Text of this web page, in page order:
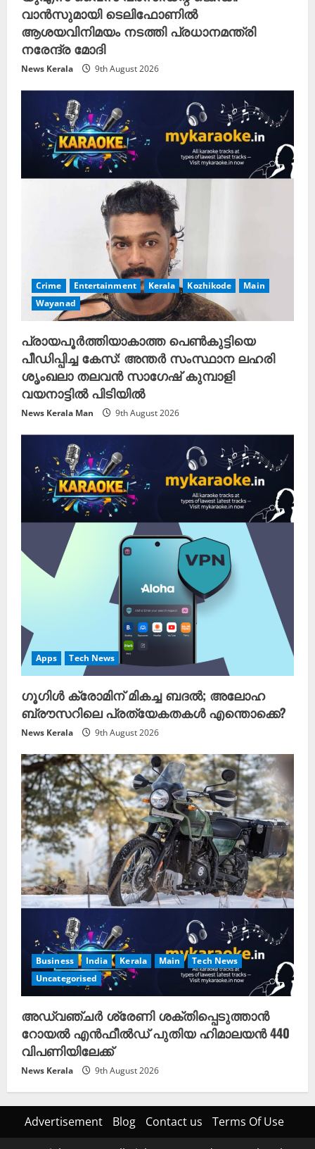
വാൻസുമായി ടെലിഫോണിൽ
ആശയവിനിമയം നടത്തി പ്രധാനമന്ത്രി
നരേന്ദ്ര മോദി
News Kerala 9th August 2026
Crime Entertainment Kerala Kozhikode
Main
Wayanad
പ്രായപൂർത്തിയാകാത്ത പെൺകുട്ടിയെ
പീഡിപ്പിച്ച കേസ്: അന്തർ സംസ്ഥാന ലഹരി
ശൃംഖലാ തലവൻ സാഗേഷ് കുമ്പാളി
വയനാട്ടിൽ പിടിയിൽ
News Kerala Man 9th August 2026
Apps Tech News
ഗൂഗിൾ ക്രോമിന് മികച്ച ബദൽ; അലോഹ
ബ്രൗസറിലെ പ്രത്യേകതകൾ എന്തൊക്കെ?
News Kerala 9th August 2026
Business India Kerala Main
Tech News
Uncategorised
അഡ്വഞ്ചർ ശ്രേണി ശക്തിപ്പെടുത്താൻ
റോയൽ എൻഫീൽഡ് പുതിയ ഹിമാലയൻ 440
വിപണിയിലേക്ക്
News Kerala 9th August 2026
Advertisement Blog Contact us Terms Of Use